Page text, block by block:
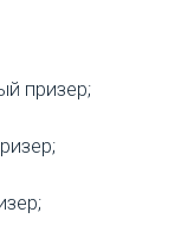
призер;